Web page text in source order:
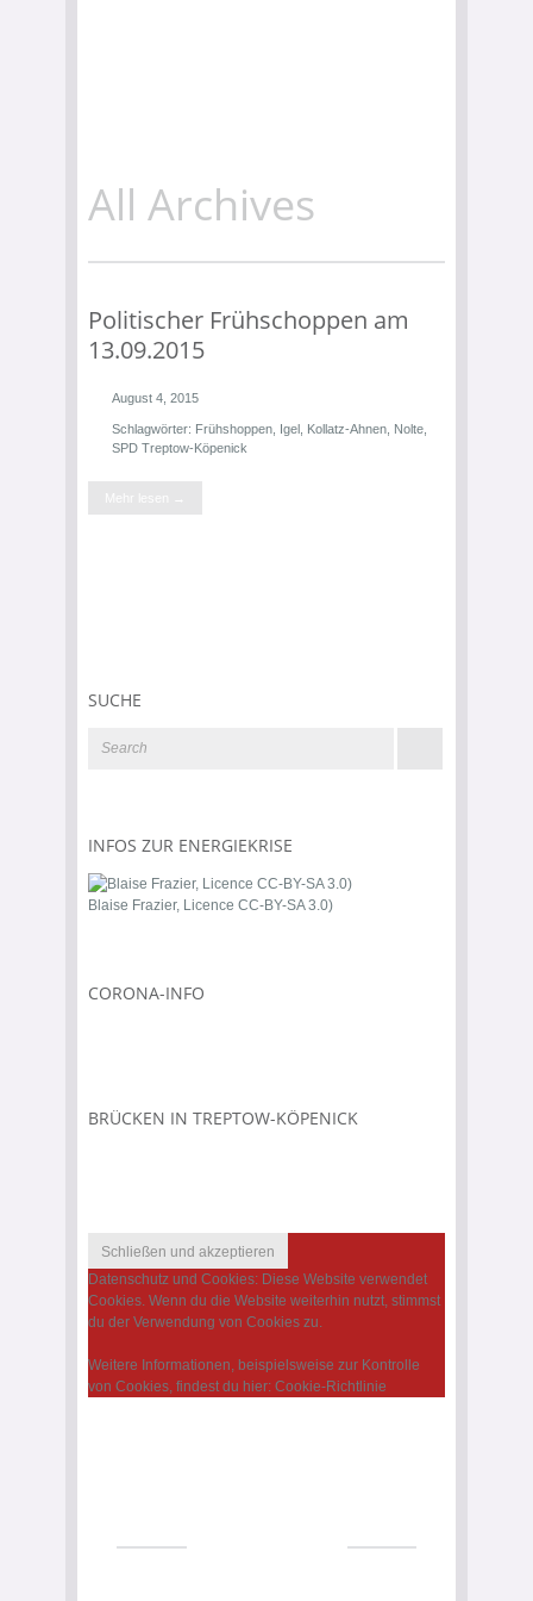
All Archives
Politischer Frühschoppen am
13.09.2015
August 4, 2015
Schlagwörter: Frühshoppen Igel Kollatz-Ahnen Nolte
SPD Treptow-Köpenick
Mehr lesen →
SUCHE
INFOS ZUR ENERGIEKRISE
Blaise Frazier, Licence CC-BY-SA 3.0)
CORONA-INFO
BRÜCKEN IN TREPTOW-KÖPENICK
Datenschutz und Cookies: Diese Website verwendet
Cookies. Wenn du die Website weiterhin nutzt, stimmst
du der Verwendung von Cookies zu.
Weitere Informationen, beispielsweise zur Kontrolle
von Cookies, findest du hier: Cookie-Richtlinie